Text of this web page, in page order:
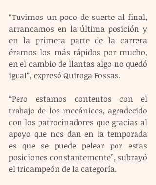
“Tuvimos un poco de suerte al final,
arrancamos en la última posición y
en la primera parte de la carrera
éramos los más rápidos por mucho,
en el cambio de llantas algo no quedó
igual”, expresó Quiroga Fossas.
“Pero estamos contentos con el
trabajo de los mecánicos, agradecido
con los patrocinadores que gracias al
apoyo que nos dan en la temporada
es que se puede pelear por estas
posiciones constantemente”, subrayó
el tricampeón de la categoría.